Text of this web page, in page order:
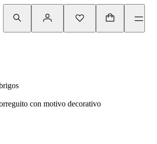
con motivo decorativo